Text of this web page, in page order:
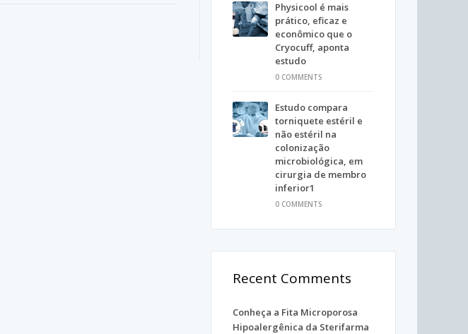
Physicool é mais
prático, eficaz e
econômico que o
Cryocuff, aponta
estudo
0 COMMENTS
Estudo compara
torniquete estéril e
não estéril na
colonização
microbiológica, em
cirurgia de membro
inferior1
0 COMMENTS
Recent Comments
Conheça a Fita Microporosa
Hipoalergênica da Sterifarma